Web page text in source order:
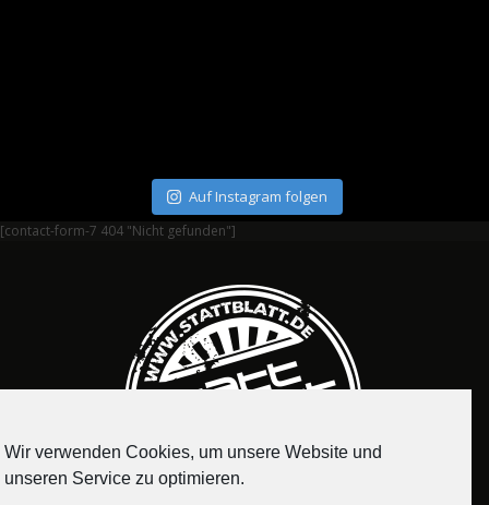
Auf Instagram folgen
[contact-form-7 404 "Nicht gefunden"]
Wir verwenden Cookies, um unsere Website und
unseren Service zu optimieren.